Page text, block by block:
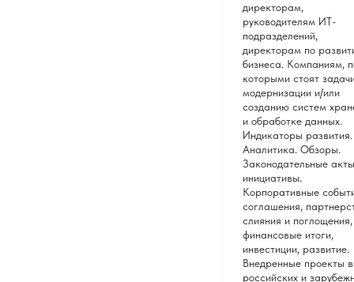
директорам,
руководителям ИТ-
подразделений,
директорам по
бизнеса. Компаниям,
которыми стоят
модернизации и/или
созданию систем
и обработке данных.
Индикаторы развития.
Аналитика. Обзоры.
Законодательные
инициативы.
Корпоративные
соглашения,
слияния и поглощения,
финансовые итоги,
инвестиции, развитие.
Внедренные проекты в
российских и